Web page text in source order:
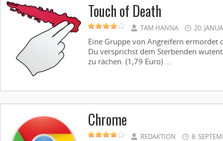
Touch of Death
TAM HANNA 20.
Eine Gruppe von Angreifern ermordet
Du versprichst dem Sterbenden
zu rächen. (1,79 Euro) ...
Chrome
REDAKTION 8.